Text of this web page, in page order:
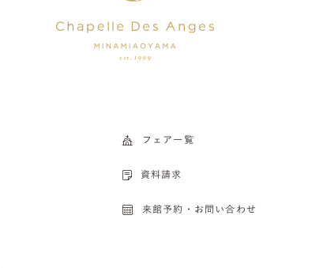
フェア一覧
資料請求
来館予約・お問い合わせ